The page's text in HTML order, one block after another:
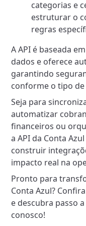
categorias e
estruturar o
regras
A API é baseada em
dados e oferece
garantindo
conforme o tipo
Seja para
automatizar
financeiros ou
a API da Conta
construir
impacto real na
Pronto para
Conta Azul?
e descubra passo
conosco!